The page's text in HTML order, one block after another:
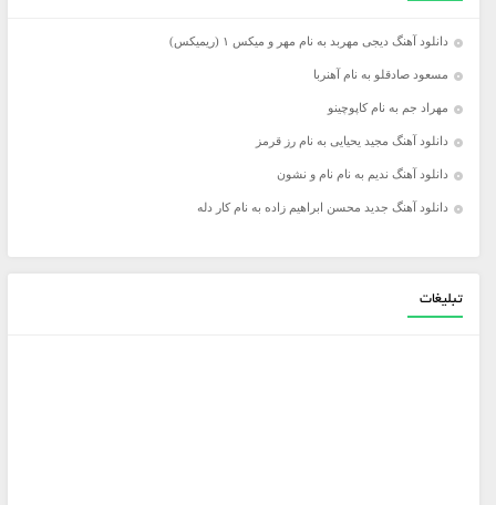
دانلود آهنگ دیجی مهربد به نام مهر و میکس ۱ (ریمیکس)
مسعود صادقلو به نام آهنربا
مهراد جم به نام کاپوچینو
دانلود آهنگ مجید یحیایی به نام رز قرمز
دانلود آهنگ ندیم به نام نام و نشون
دانلود آهنگ جدید محسن ابراهیم زاده به نام کار دله
تبلیغات